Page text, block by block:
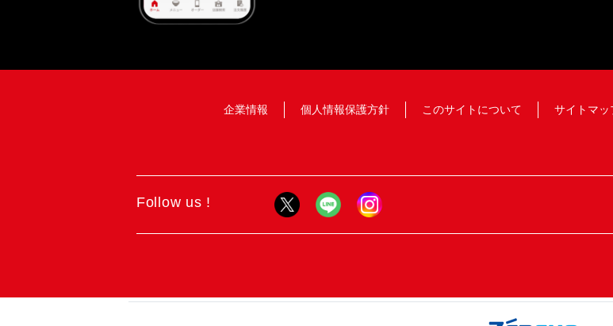
企業情報 個人情報保護方針 このサイトについて サイトマッ
Follow us !